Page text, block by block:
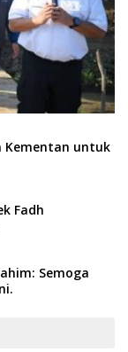
Kementan untuk
Fadh
Semoga